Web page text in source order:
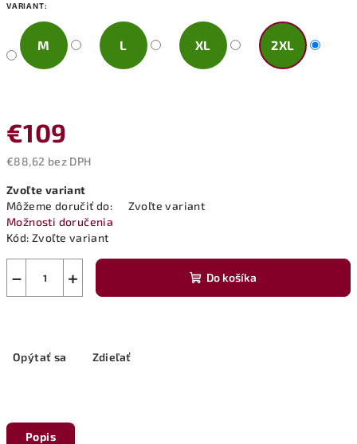
VARIANT:
M L XL 2XL
€109
€88,62 bez DPH
cena:
Zvoľte variant
Môžeme doručiť do:
Zvoľte variant
Možnosti doručenia
Kód: Zvoľte variant
+
− Do košíka
Opýtať sa Zdieľať
Popis